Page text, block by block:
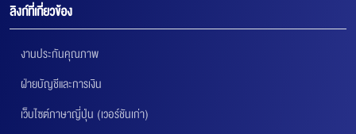
ลิงก์ที่เกี่ยวข้อง
งานประกันคุณภาพ
ฝ่ายบัญชีและการเงิน
เว็บไซต์ภาษาญี่ปุ่น (เวอร์ชันเก่า)